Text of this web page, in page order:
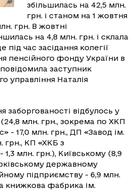
збільшилась на 42,5 млн.
грн. і станом на 1 жовтня
грн. В жовтні
на 4,8 млн. грн. і склала
під час засідання колегії
пенсійного фонду України в
повідомила заступник
управління Наталія
заборгованості відбулось у
млн. грн., зокрема по ХКП
- 17,0 млн. грн., ДП «Завод ім.
грн., КП «ХКБ з
1,3 млн. грн.), Київському (8,9
державному
підприємству - 6,9 млн.
книжкова фабрика ім.